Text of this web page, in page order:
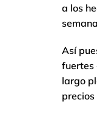
a los
Así
fuertes
largo